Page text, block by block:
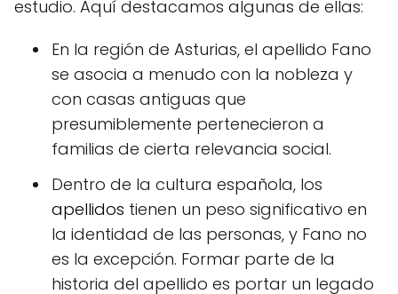
estudio. Aquí destacamos algunas de ellas:
En la región de Asturias, el apellido Fano
se asocia a menudo con la nobleza y
con casas antiguas que
presumiblemente pertenecieron a
familias de cierta relevancia social.
Dentro de la cultura española, los
apellidos tienen un peso significativo en
la identidad de las personas, y Fano no
es la excepción. Formar parte de la
historia del apellido es portar un legado